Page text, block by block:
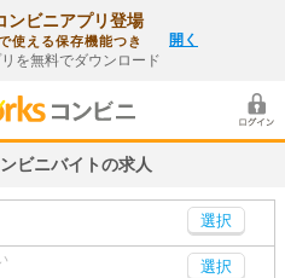
ンビニアプリ登場
使える保存機能つき
を無料でダウンロード
開く
ビニバイトの求人
選択